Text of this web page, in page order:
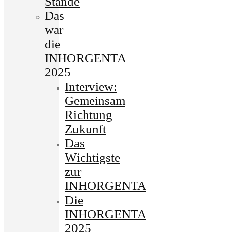
Das
war
die
INHORGENTA
2025
Interview:
Gemeinsam
Richtung
Zukunft
Das
Wichtigste
zur
INHORGENTA
Die
INHORGENTA
2025